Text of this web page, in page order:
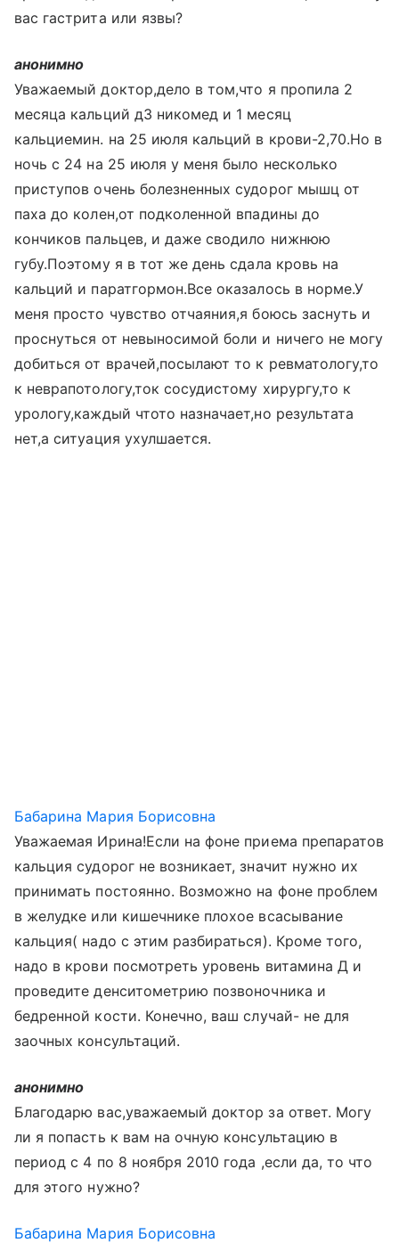
вас гастрита или язвы?
анонимно
Уважаемый доктор,дело в том,что я пропила 2
месяца кальций д3 никомед и 1 месяц
кальциемин. на 25 июля кальций в крови-2,70.Но в
ночь с 24 на 25 июля у меня было несколько
приступов очень болезненных судорог мышц от
паха до колен,от подколенной впадины до
кончиков пальцев, и даже сводило нижнюю
губу.Поэтому я в тот же день сдала кровь на
кальций и паратгормон.Все оказалось в норме.У
меня просто чувство отчаяния,я боюсь заснуть и
проснуться от невыносимой боли и ничего не могу
добиться от врачей,посылают то к ревматологу,то
к неврапотологу,ток сосудистому хирургу,то к
урологу,каждый чтото назначает,но результата
нет,а ситуация ухулшается.
Бабарина Мария Борисовна
Уважаемая Ирина!Если на фоне приема препаратов
кальция судорог не возникает, значит нужно их
принимать постоянно. Возможно на фоне проблем
в желудке или кишечнике плохое всасывание
кальция( надо с этим разбираться). Кроме того,
надо в крови посмотреть уровень витамина Д и
проведите денситометрию позвоночника и
бедренной кости. Конечно, ваш случай- не для
заочных консультаций.
анонимно
Благодарю вас,уважаемый доктор за ответ. Могу
ли я попасть к вам на очную консультацию в
период с 4 по 8 ноября 2010 года ,если да, то что
для этого нужно?
Бабарина Мария Борисовна